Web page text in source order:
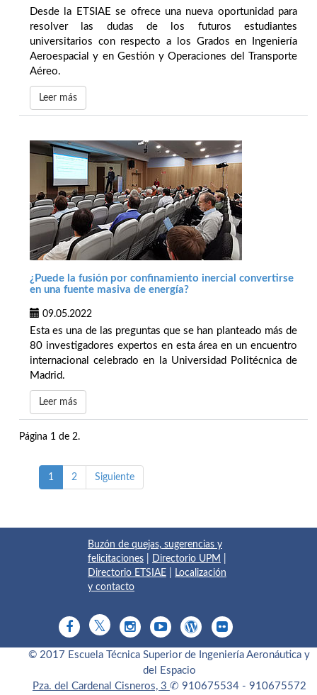
Desde la ETSIAE se ofrece una nueva oportunidad para
resolver las dudas de los futuros estudiantes
universitarios con respecto a los Grados en Ingeniería
Aeroespacial y en Gestión y Operaciones del Transporte
Aéreo.
Leer más
¿Puede la fusión por confinamiento inercial convertirse
en una fuente masiva de energía?
09.05.2022
Esta es una de las preguntas que se han planteado más de
80 investigadores expertos en esta área en un encuentro
internacional celebrado en la Universidad Politécnica de
Madrid.
Leer más
Página 1 de 2.
1 2 Siguiente
Buzón de quejas, sugerencias y
felicitaciones
Directorio UPM
Directorio ETSIAE
Localización
y contacto
© 2017 Escuela Técnica Superior de Ingeniería Aeronáutica y
del Espacio
Pza. del Cardenal Cisneros, 3 ✆ 910675534 - 910675572